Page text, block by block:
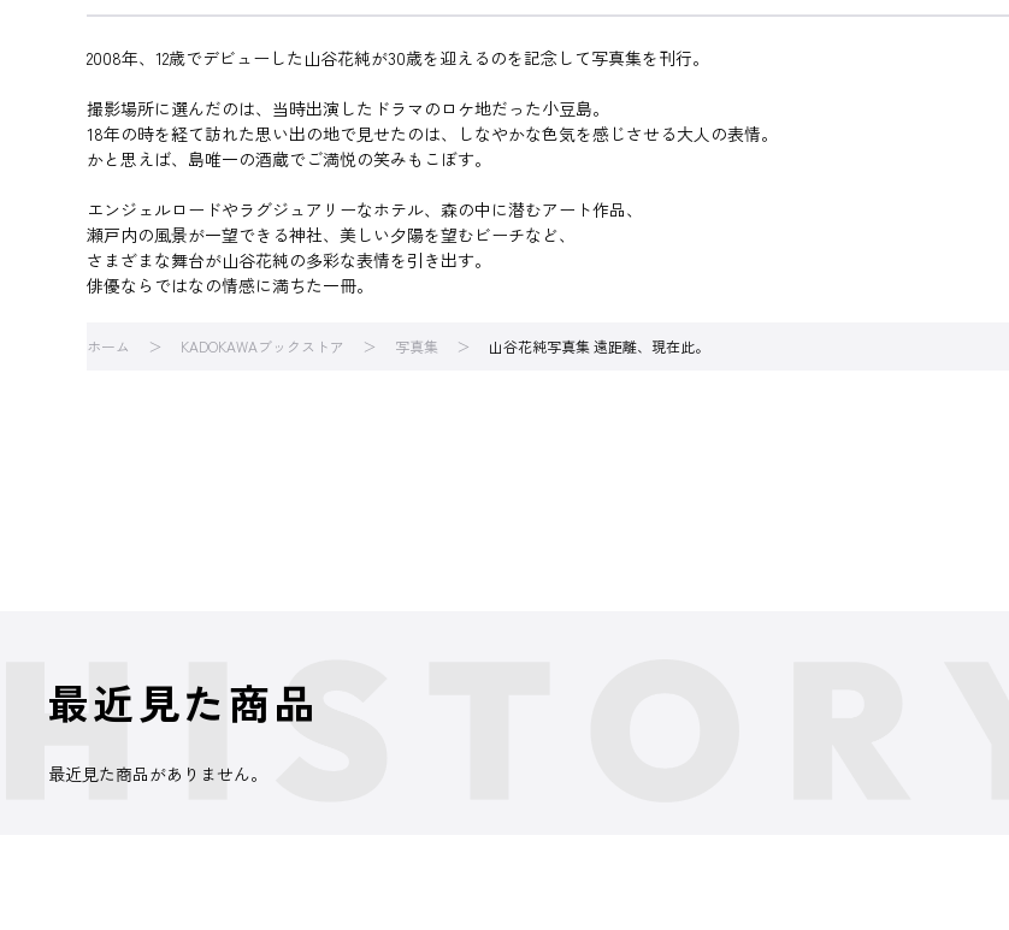
2008年、12歳でデビューした山谷花純が30歳を迎えるのを記念して写真集を刊行。
撮影場所に選んだのは、当時出演したドラマのロケ地だった小豆島。
18年の時を経て訪れた思い出の地で見せたのは、しなやかな色気を感じさせる大人の表情。
かと思えば、島唯一の酒蔵でご満悦の笑みもこぼす。
エンジェルロードやラグジュアリーなホテル、森の中に潜むアート作品、
瀬戸内の風景が一望できる神社、美しい夕陽を望むビーチなど、
さまざまな舞台が山谷花純の多彩な表情を引き出す。
俳優ならではなの情感に満ちた一冊。
ホーム KADOKAWAブックストア 写真集 山谷花純写真集 遠距離、現在此。
最近見た商品
最近見た商品がありません。